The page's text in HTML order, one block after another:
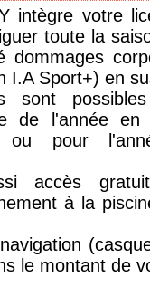
intègre votre
toute la
dommages
I.A Sport+) en
sont
de l'année
ou pour
accès
à la
le montant de